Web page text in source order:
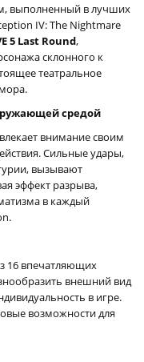
выполненный в лучших
IV: The Nightmare
5 Last Round,
склонного к
театральное
средой
внимание своим
Сильные удары,
вызывают
эффект разрыва,
в каждый
16 впечатляющих
внешний вид
в игре.
возможности для